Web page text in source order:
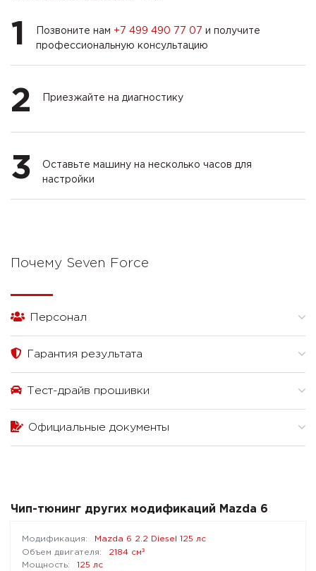
1 Позвоните нам +7 499 490 77 07 и получите
профессиональную консультацию
2 Приезжайте на диагностику
3
Оставьте машину на несколько часов для
настройки
Почему Seven Force
Персонал
Гарантия результата
Тест-драйв прошивки
Официальные документы
Чип-тюнинг других модификаций Mazda 6
Mazda 6 2.2 Diesel 125 лс
2184 см³
125 лс